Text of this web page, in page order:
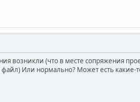
возникли (что в месте сопряжения
Или нормально? Может есть какие-